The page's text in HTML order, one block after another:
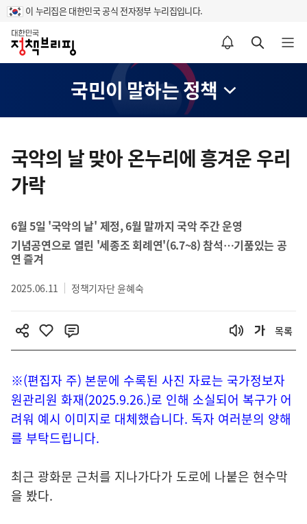
이 누리집은 대한민국 공식 전자정부 누리집입니다.
홈
알림설정 바로가기 검색 바로가기 메뉴 열기
국민이 말하는 정책
텐
츠
영
국악의 날 맞아 온누리에 흥겨운 우리
가락
6월 5일 '국악의 날' 제정, 6월 말까지 국악 주간 운영
기념공연으로 열린 '세종조 회례연'(6.7~8) 참석…기품있는 공
연 즐겨
2025.06.11 정책기자단 윤혜숙
목록
※(편집자 주) 본문에 수록된 사진 자료는 국가정보자
원관리원 화재(2025.9.26.)로 인해 소실되어 복구가 어
려워 예시 이미지로 대체했습니다. 독자 여러분의 양해
를 부탁드립니다.
최근 광화문 근처를 지나가다가 도로에 나붙은 현수막
을 봤다.